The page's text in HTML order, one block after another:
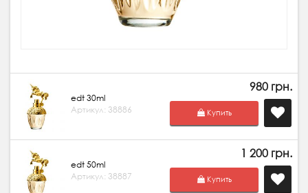
edt 30ml
Артикул: 38886
980 грн.
Купить
edt 50ml
Артикул: 38887
1 200 грн.
Купить